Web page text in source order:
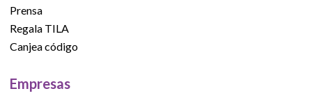
Prensa
Regala TILA
Canjea código
Empresas